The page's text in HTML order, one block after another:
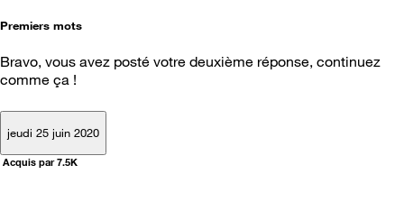
Premiers mots
Bravo, vous avez posté votre deuxième réponse, continuez
comme ça !
jeudi 25 juin 2020
Acquis par 7.5K